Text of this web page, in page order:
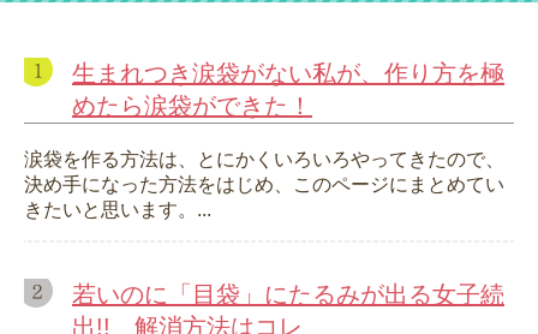
生まれつき涙袋がない私が、作り方を極
めたら涙袋ができた！
涙袋を作る方法は、とにかくいろいろやってきたので、
決め手になった方法をはじめ、このページにまとめてい
きたいと思います。...
若いのに「目袋」にたるみが出る女子続
出!! 解消方法はコレ